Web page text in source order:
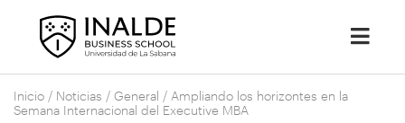
Inicio / Noticias / General / Ampliando los horizontes en la
Semana Internacional del Executive MBA